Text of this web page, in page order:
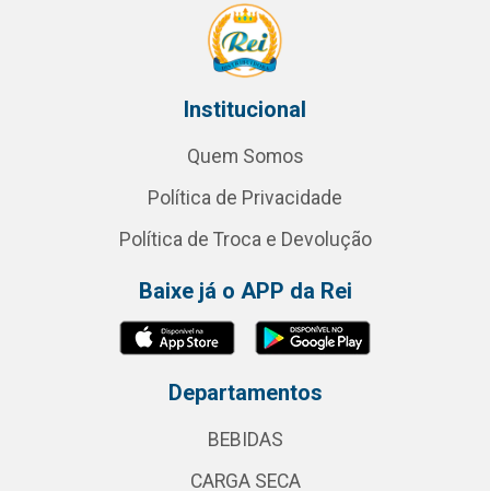
Institucional
Quem Somos
Política de Privacidade
Política de Troca e Devolução
Baixe já o APP da Rei
Departamentos
BEBIDAS
CARGA SECA